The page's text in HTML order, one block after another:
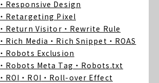
・Responsive Design
・Retargeting Pixel
・Return Visitor ・Rewrite Rule
・Rich Media ・Rich Snippet ・ROAS
・Robots Exclusion
・Robots Meta Tag ・Robots.txt
・ROI ・ROI ・Roll-over Effect